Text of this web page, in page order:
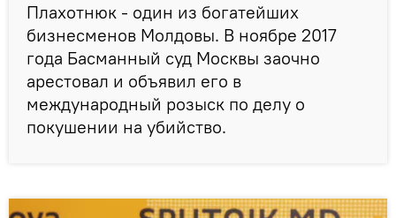
Плахотнюк - один из богатейших
бизнесменов Молдовы. В ноябре 2017
года Басманный суд Москвы заочно
арестовал и объявил его в
международный розыск по делу о
покушении на убийство.